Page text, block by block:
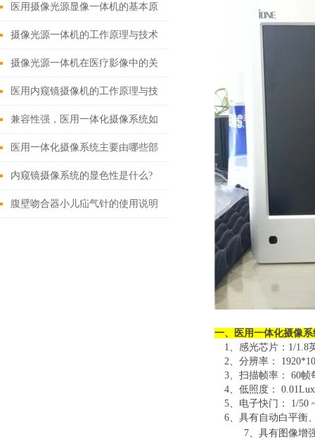
的应用
医用摄像光源显像一体机的基本原
理与构成
摄像光源一体机的工作原理与技术
解析
摄像光源一体机在医疗影像中的关
键作用
医用内窥镜摄像机的工作原理与技
术创新
兼容性强，医用一体化摄像系统如
何改变现有医疗设备格局？
医用一体化摄像系统主要由哪些部
分组成？
内窥镜摄像系统的显色性是什么?
腹壁吻合器小儿疝气针的使用说明
一、
医用一体化摄像系
1、感光芯片：1/1.8
2、分辨率：
3、扫描帧率： 60帧
4、低照度：
0.01Lux
5、电子快门： 1/50
6、具有自动白平衡
7、具有图像增